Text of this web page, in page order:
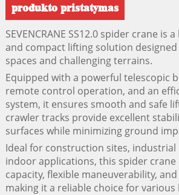
produkto pristatymas
SEVENCRANE SS12.0 spider crane is
and compact lifting solution
spaces and challenging terrains.
Equipped with a powerful telescopic
remote control operation, and an
system, it ensures smooth and safe
crawler tracks provide excellent
surfaces while minimizing ground
Ideal for construction sites, industrial
indoor applications, this spider
capacity, flexible maneuverability,
making it a reliable choice for various